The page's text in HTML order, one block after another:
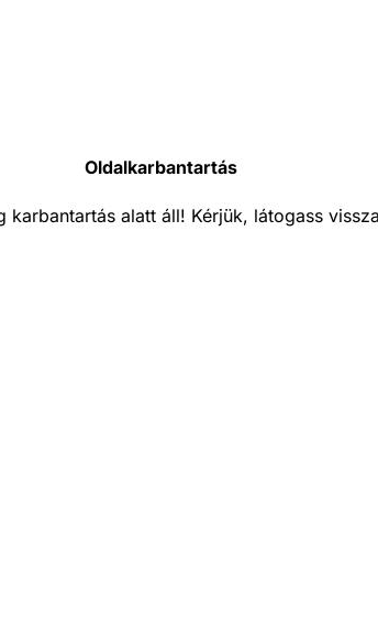
Oldalkarbantartás
karbantartás alatt áll! Kérjük, látogass